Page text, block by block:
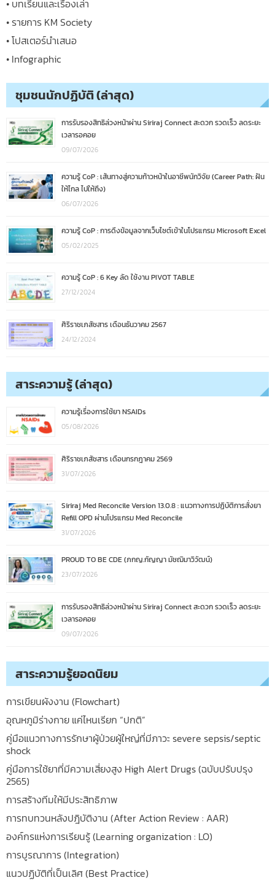
• บทเรียนและเรื่องเล่า
• รายการ KM Society
• โปสเตอร์นำเสนอ
• Infographic
ชุมชนนักปฏิบัติ (ล่าสุด)
การรับรองสิทธิล่วงหน้าผ่าน Siriraj Connect สะดวก รวดเร็ว ลดระยะ
เวลารอคอย
09/07/2026
ความรู้ CoP : เส้นทางสู่ความก้าวหน้าในอาชีพนักวิจัย (Career Path: ฝัน
ให้ไกล ไปให้ถึง)
06/07/2026
ความรู้ CoP : การดึงข้อมูลจากเว็บไซต์เข้าในโปรแกรม Microsoft Excel
05/02/2025
ความรู้ CoP : 6 Key ลัด ใช้งาน PIVOT TABLE
27/12/2024
ศิริราชเภสัชสาร เดือนธันวาคม 2567
24/12/2024
สาระความรู้ (ล่าสุด)
ความรู้เรื่องการใช้ยา NSAIDs
05/08/2026
ศิริราชเภสัชสาร เดือนกรกฎาคม 2569
31/07/2026
Siriraj Med Reconcile Version 13.0.8 : แนวทางการปฏิบัติการสั่งยา
Refill OPD ผ่านโปรแกรม Med Reconcile
31/07/2026
PROUD TO BE CDE (ภกญ.กัญญา มัชฌิมาวิวัฒน์)
23/07/2026
การรับรองสิทธิล่วงหน้าผ่าน Siriraj Connect สะดวก รวดเร็ว ลดระยะ
เวลารอคอย
09/07/2026
สาระความรู้ยอดนิยม
การเขียนผังงาน (Flowchart)
อุณหภูมิร่างกาย แค่ไหนเรียก “ปกติ”
คู่มือแนวทางการรักษาผู้ป่วยผู้ใหญ่ที่มีภาวะ severe sepsis/septic
shock
คู่มือการใช้ยาที่มีความเสี่ยงสูง High Alert Drugs (ฉบับปรับปรุง
2565)
การสร้างทีมให้มีประสิทธิภาพ
การทบทวนหลังปฎิบัติงาน (After Action Review : AAR)
องค์กรแห่งการเรียนรู้ (Learning organization : LO)
การบูรณาการ (Integration)
แนวปฏิบัติที่เป็นเลิศ (Best Practice)